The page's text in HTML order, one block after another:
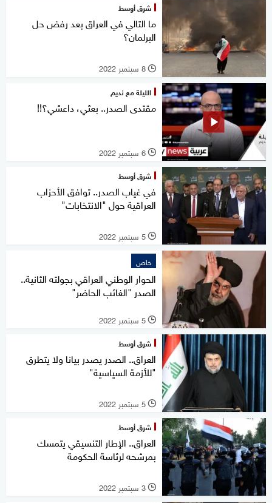
شرق أوسط
ما التالي في العراق بعد رفض حل
البرلمان؟
l 8 سبتمبر 2022
الليلة مع نديم
مقتدى الصدر.. بعثي، داعشي؟!!
l 6 سبتمبر 2022
شرق أوسط
في غياب الصدر.. توافق الأحزاب
العراقية حول "الانتخابات"
l 5 سبتمبر 2022
خاص
الحوار الوطني العراقي بجولته الثانية..
الصدر "الغائب الحاضر"
l 5 سبتمبر 2022
شرق أوسط
العراق.. الصدر يصدر بيانا ولا يتطرق
"للأزمة السياسية"
l 5 سبتمبر 2022
شرق أوسط
العراق.. الإطار التنسيقي يتمسك
بمرشحه لرئاسة الحكومة
l 3 سبتمبر 2022